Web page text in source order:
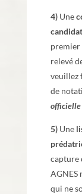
4) Une
candidat
premier
relevé
veuillez
de
officielle
5)Une
capture
AGNES
qui ne